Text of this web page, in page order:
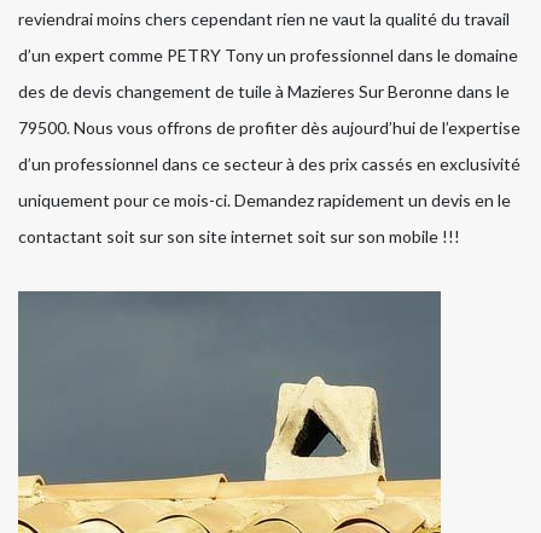
reviendrai moins chers cependant rien ne vaut la qualité du travail
d’un expert comme PETRY Tony un professionnel dans le domaine
des de devis changement de tuile à Mazieres Sur Beronne dans le
79500. Nous vous offrons de profiter dès aujourd’hui de l’expertise
d’un professionnel dans ce secteur à des prix cassés en exclusivité
uniquement pour ce mois-ci. Demandez rapidement un devis en le
contactant soit sur son site internet soit sur son mobile !!!